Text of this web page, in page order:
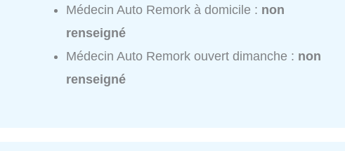
Médecin Auto Remork à domicile : non
renseigné
Médecin Auto Remork ouvert dimanche : non
renseigné